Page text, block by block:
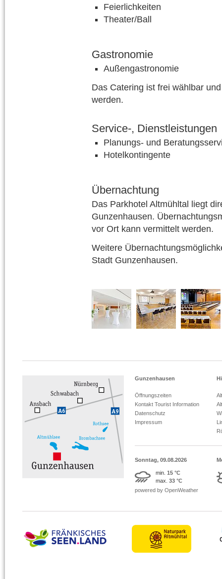
Feierlichkeiten
Theater/Ball
Gastronomie
Außengastronomie
Das Catering ist frei wählbar
werden.
Service-, Dienstleistungen
Planungs- und
Hotelkontingente
Übernachtung
Das Parkhotel Altmühltal liegt
Gunzenhausen.
vor Ort kann vermittelt werden.
Weitere
Stadt Gunzenhausen.
Gunzenhausen
Öffnungszeiten
Kontakt Tourist Information
Datenschutz
Impressum
Sonntag, 09.08.2026
min. 15 °C
max. 33 °C
powered by OpenWeather